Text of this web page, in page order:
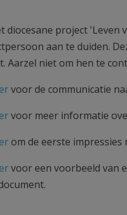
diocesane project 'Leven
aan te duiden.
Aarzel niet om hen te
voor de communicatie
voor meer informatie
om de eerste
voor een voorbeeld van